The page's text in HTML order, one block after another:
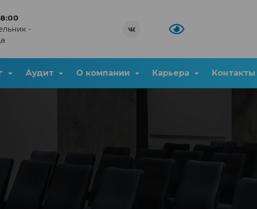
-
Аудит О компании Карьера Контакты